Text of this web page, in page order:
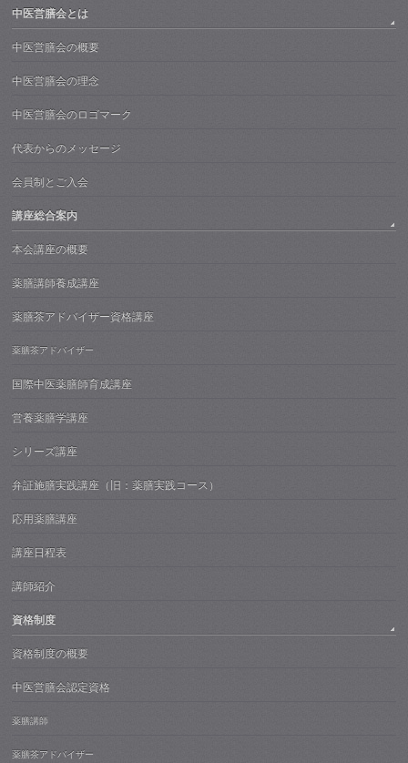
中医営膳会とは
中医営膳会の概要
中医営膳会の理念
中医営膳会のロゴマーク
代表からのメッセージ
会員制とご入会
講座総合案内
本会講座の概要
薬膳講師養成講座
薬膳茶アドバイザー資格講座
薬膳茶アドバイザー
国際中医薬膳師育成講座
営養薬膳学講座
シリーズ講座
弁証施膳実践講座（旧：薬膳実践コース）
応用薬膳講座
講座日程表
講師紹介
資格制度
資格制度の概要
中医営膳会認定資格
薬膳講師
薬膳茶アドバイザー